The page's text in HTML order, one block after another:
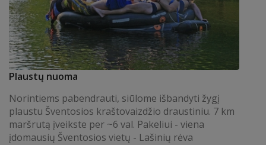
Plaustų nuoma
Norintiems pabendrauti, siūlome išbandyti žygį
plaustu Šventosios kraštovaizdžio draustiniu. 7 km
maršrutą įveikste per ~6 val. Pakeliui - viena
įdomausių Šventosios vietų - Lašinių rėva